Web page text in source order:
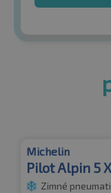
Michelin
Pilot Alpin 5
Zimné